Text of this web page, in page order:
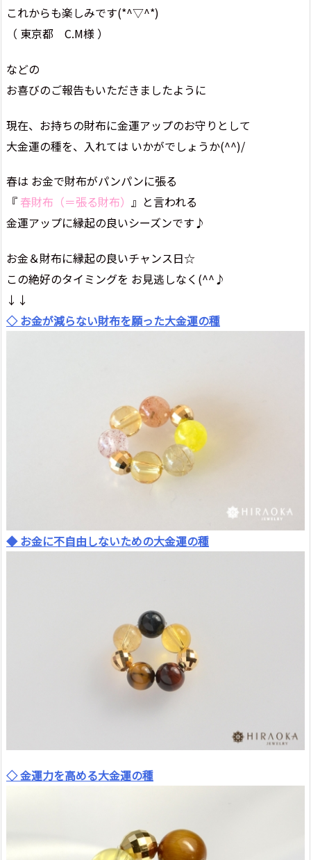
これからも楽しみです(*^▽^*)
（ 東京都 C.M様 ）
などの
お喜びのご報告もいただきましたように
現在、お持ちの財布に金運アップのお守りとして
大金運の種を、入れては いかがでしょうか(^^)/
春は お金で財布がパンパンに張る
『 春財布（＝張る財布） 』と言われる
金運アップに縁起の良いシーズンです♪
お金＆財布に縁起の良いチャンス日☆
この絶好のタイミングを お見逃しなく(^^♪
↓↓
◇ お金が減らない財布を願った大金運の種
◆ お金に不自由しないための大金運の種
◇ 金運力を高める大金運の種